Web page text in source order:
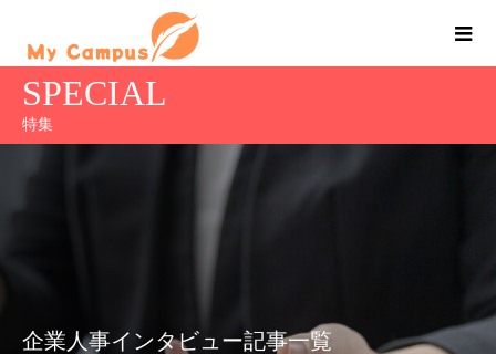
SPECIAL
特集
企業人事インタビュー記事一覧